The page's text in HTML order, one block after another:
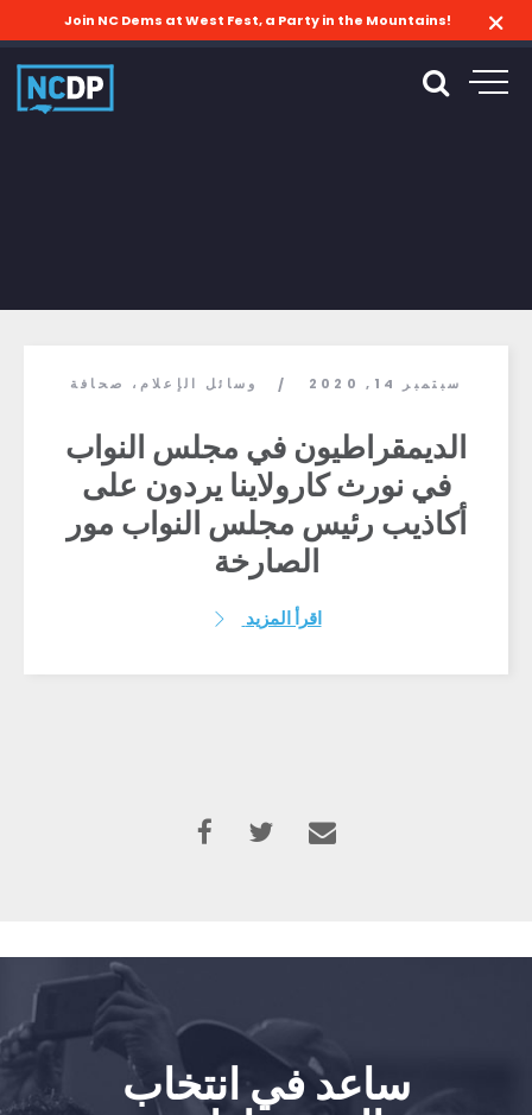
Join NC Dems at West Fest, a Party in the Mountains!
سبتمبر 14, 2020 / وسائل الإعلام، صحافة
الديمقراطيون في مجلس النواب
في نورث كارولاينا يردون على
أكاذيب رئيس مجلس النواب مور
الصارخة
اقرأ المزيد
ساعد في انتخاب